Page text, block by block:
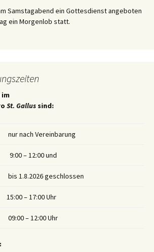
Samstagabend ein Gottesdienst angeboten
ein Morgenlob statt.
St. Gallus sind:
nur nach Vereinbarung
9:00 – 12:00 und
bis 1.8.2026 geschlossen
15:00 – 17:00 Uhr
09:00 – 12:00 Uhr